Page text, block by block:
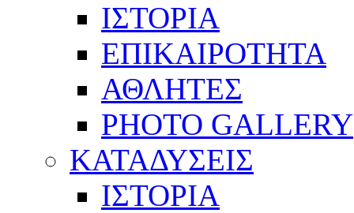
ΙΣΤΟΡΙΑ
ΕΠΙΚΑΙΡΟΤΗΤΑ
ΑΘΛΗΤΕΣ
PHOTO GALLERY
ΚΑΤΑΔΥΣΕΙΣ
ΙΣΤΟΡΙΑ